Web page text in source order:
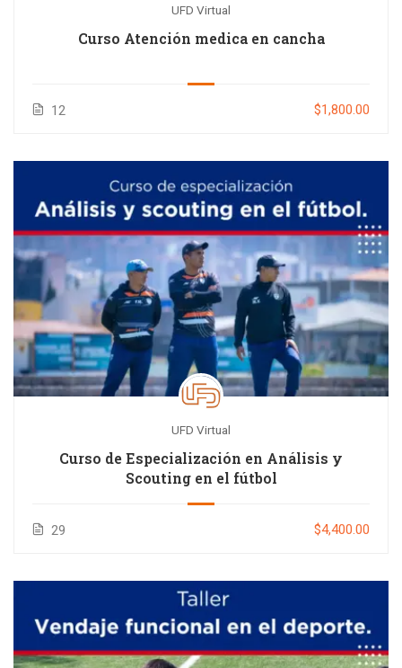
UFD Virtual
Curso Atención medica en cancha
12 $1,800.00
UFD Virtual
Curso de Especialización en Análisis y
Scouting en el fútbol
29 $4,400.00